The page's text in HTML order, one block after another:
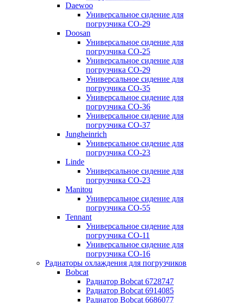
Daewoo
Универсальное сидение для
погрузчика CO-29
Doosan
Универсальное сидение для
погрузчика CO-25
Универсальное сидение для
погрузчика CO-29
Универсальное сидение для
погрузчика CO-35
Универсальное сидение для
погрузчика CO-36
Универсальное сидение для
погрузчика CO-37
Jungheinrich
Универсальное сидение для
погрузчика CO-23
Linde
Универсальное сидение для
погрузчика CO-23
Manitou
Универсальное сидение для
погрузчика CO-55
Tennant
Универсальное сидение для
погрузчика CO-11
Универсальное сидение для
погрузчика CO-16
Радиаторы охлаждения для погрузчиков
Bobcat
Радиатор Bobcat 6728747
Радиатор Bobcat 6914085
Радиатор Bobcat 6686077